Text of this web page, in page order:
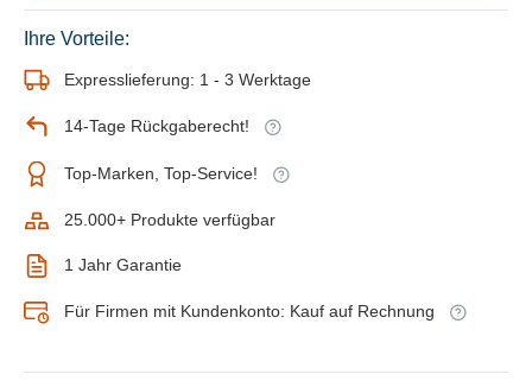
Ihre Vorteile:
Expresslieferung: 1 - 3 Werktage
14-Tage Rückgaberecht!
Top-Marken, Top-Service!
25.000+ Produkte verfügbar
1 Jahr Garantie
Für Firmen mit Kundenkonto: Kauf auf Rechnung